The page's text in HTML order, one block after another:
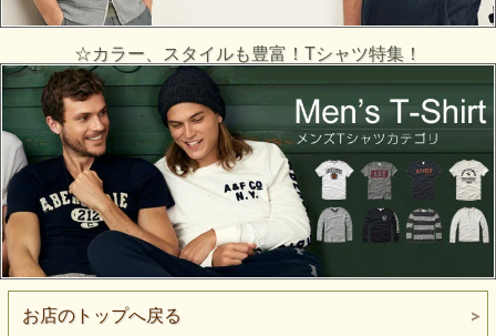
☆カラー、スタイルも豊富！Tシャツ特集！
お店のトップへ戻る